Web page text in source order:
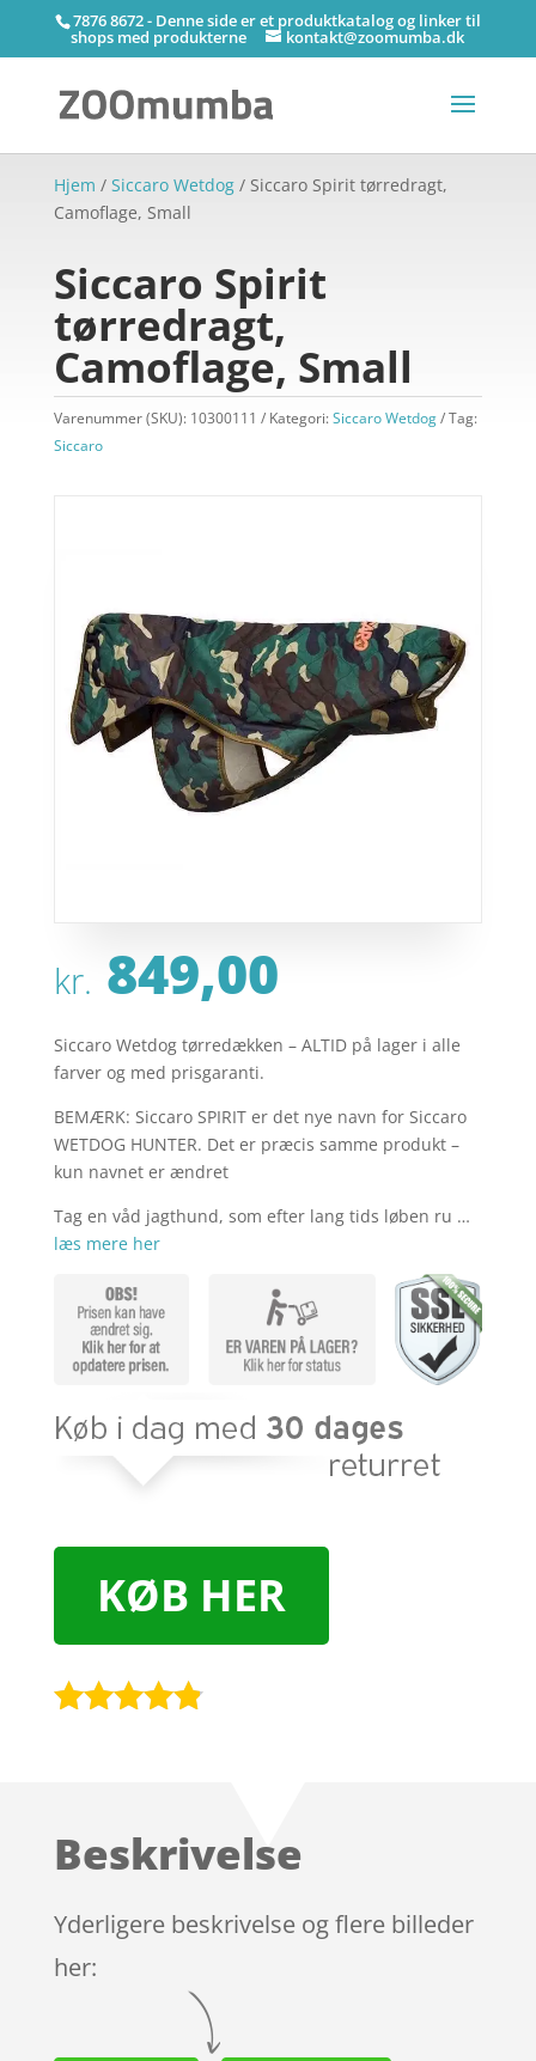
7876 8672 - Denne side er et produktkatalog og linker til
shops med produkterne kontakt@zoomumba.dk
Hjem / Siccaro Wetdog/ Siccaro Spirit tørredragt,
Camoflage, Small
Siccaro Spirit
tørredragt,
Camoflage, Small
Varenummer (SKU): 10300111 Kategori:Siccaro Wetdog
Tag:
Siccaro
kr. 849,00
Siccaro Wetdog tørredækken – ALTID på lager i alle
farver og med prisgaranti.
BEMÆRK: Siccaro SPIRIT er det nye navn for Siccaro
WETDOG HUNTER. Det er præcis samme produkt –
kun navnet er ændret
Tag en våd jagthund, som efter lang tids løben ru …
læs mere her
KØB HER
kundebedø
Beskrivelse
Yderligere beskrivelse og flere billeder
her: